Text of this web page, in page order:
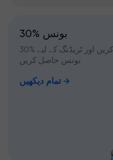
30% بونس
اپنا اکاؤنٹ ٹاپ اپ کریں اور ٹریڈنگ کے لیے %30
بونس حاصل کریں
تمام دیکھیں